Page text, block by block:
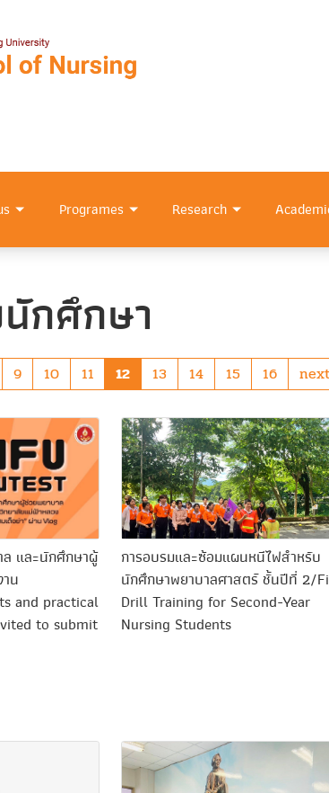
Programes Research
กศึกษา
9 10 11 12 13 14 15 16
และนักศึกษาผู้
น
and practical
to submit
การอบรมและซ้อมแผนหนีไฟสำหรับ
นักศึกษาพยาบาลศาสตร์ ชั้นปีที่ 2/
Drill Training for Second-Year
Nursing Students